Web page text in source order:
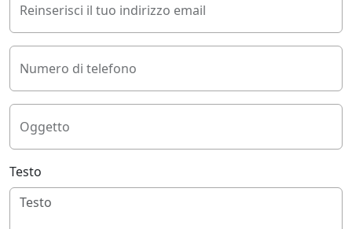
Reinserisci il tuo indirizzo email
Numero di telefono
Oggetto
Testo